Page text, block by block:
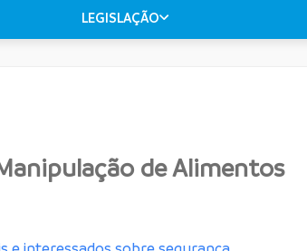
LEGISLAÇÃO
de Alimentos